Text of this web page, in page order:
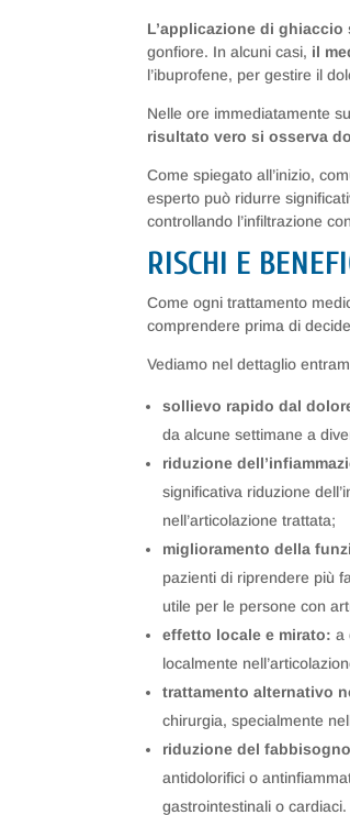
L’applicazione di
gonfiore. In alcuni casi, il
l’ibuprofene, per gestire il
Nelle ore immediatamente
risultato vero si osserva
Come spiegato all’inizio,
esperto può ridurre
controllando l’infiltrazione
RISCHI E
Come ogni trattamento
comprendere prima di
Vediamo nel dettaglio
sollievo rapido dal
da alcune settimane a
riduzione
significativa riduzione
nell’articolazione trattata;
miglioramento della
pazienti di riprendere più
utile per le persone con
effetto locale e mirato: a
localmente
trattamento alternativo
chirurgia, specialmente
riduzione del
antidolorifici o
gastrointestinali o cardiaci.